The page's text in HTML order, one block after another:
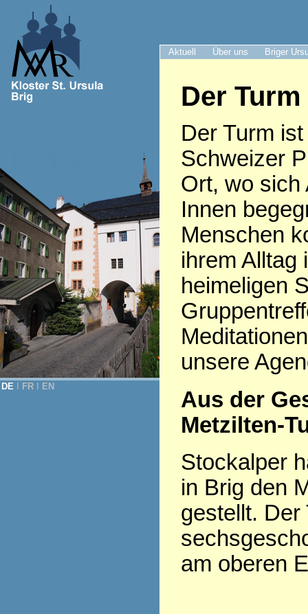
Aktuell Über uns Briger
DE FR EN
Der
Der Turm
Schweizer
Ort, wo sich
Innen
Menschen
ihrem Alltag
heimeligen
unsere
Aus der
Metzilten-
Stockalper
in Brig den
gestellt. Der
am oberen